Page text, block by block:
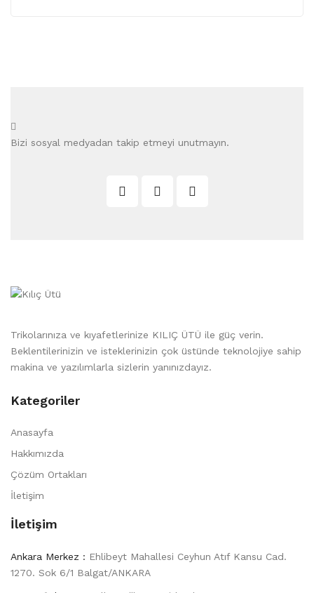
Bizi sosyal medyadan takip etmeyi unutmayın.
Trikolarınıza ve kıyafetlerinize KILIÇ ÜTÜ ile güç verin.
Beklentilerinizin ve isteklerinizin çok üstünde teknolojiye sahip
makina ve yazılımlarla sizlerin yanınızdayız.
Kategoriler
Anasayfa
Hakkımızda
Çözüm Ortakları
İletişim
İletişim
Ankara Merkez : Ehlibeyt Mahallesi Ceyhun Atıf Kansu Cad.
1270. Sok 6/1 Balgat/ANKARA